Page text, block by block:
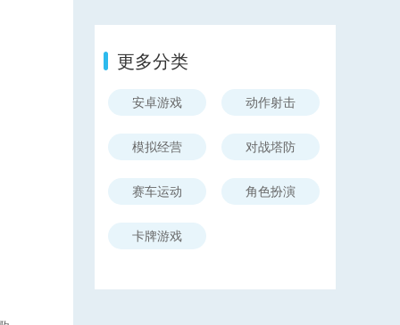
更多分类
安卓游戏 动作射击
模拟经营 对战塔防
赛车运动 角色扮演
卡牌游戏